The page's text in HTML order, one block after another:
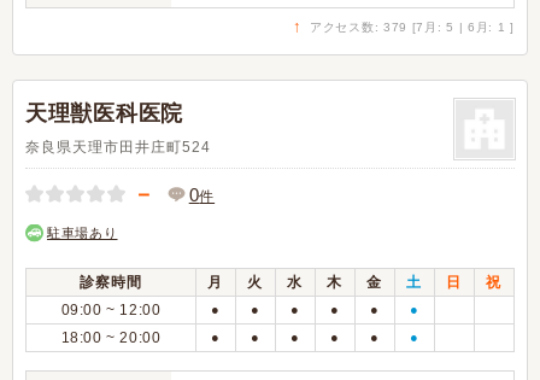
↑ アクセス数: 379 [7月: 5 | 6月: 1 ]
天理獣医科医院
奈良県天理市田井庄町524
－ 0件
駐車場あり
診察時間 月 火 水 木 金 土 日
祝
09:00 ~ 12:00
● ● ● ● ● ●
18:00 ~ 20:00 ● ● ● ● ● ●